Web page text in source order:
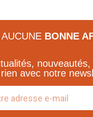
BONNE
avec notre